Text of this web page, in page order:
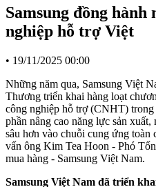
Samsung đồng hành
nghiệp hỗ trợ Việt
• 19/11/2025 00:00
Những năm qua, Samsung Việt
Thương triển khai hàng loạt
công nghiệp hỗ trợ (CNHT)
phần nâng cao năng lực sản
sâu hơn vào chuỗi cung ứng toàn
vấn ông Kim Tea Hoon - Phó
mua hàng - Samsung Việt Nam.
Samsung Việt Nam đã triển